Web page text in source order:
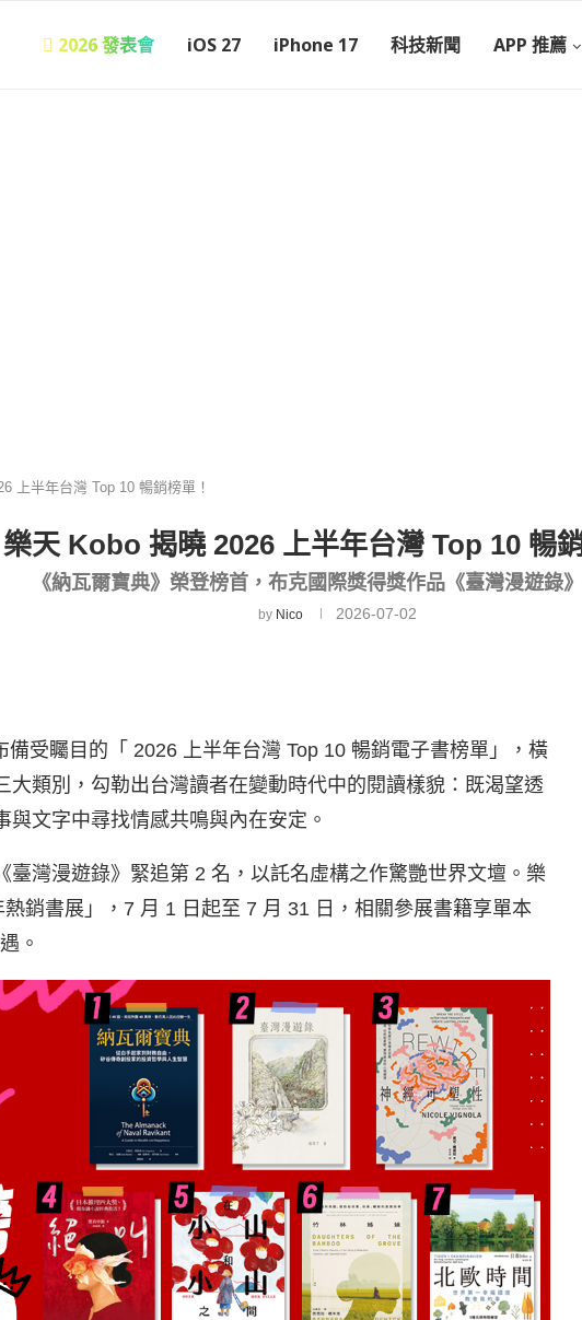
 2026 發表會 iOS 27 iPhone 17 科技新聞 APP 推薦
上半年台灣 Top 10 暢銷榜單！
樂天 Kobo 揭曉 2026 上半年台灣 Top 10 暢
《納瓦爾寶典》榮登榜首，布克國際獎得獎作品《臺灣漫遊錄
by Nico 2026-07-02
受矚目的「 2026 上半年台灣 Top 10 暢銷電子書榜單」，橫
大類別，勾勒出台灣讀者在變動時代中的閱讀樣貌：既渴望透
文字中尋找情感共鳴與內在安定。
臺灣漫遊錄》緊追第 2 名，以託名虛構之作驚艷世界文壇。樂
銷書展」，7 月 1 日起至 7 月 31 日，相關參展書籍享單本
。